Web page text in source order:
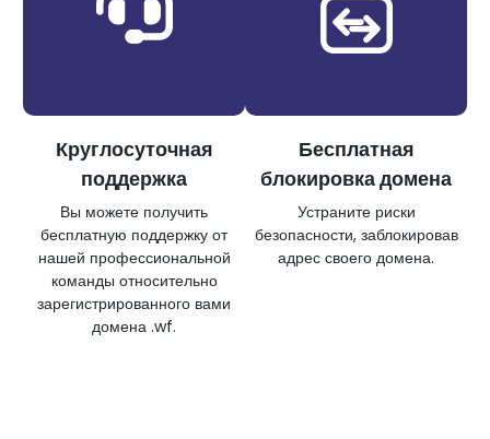
Круглосуточная
поддержка
Вы можете получить
бесплатную поддержку от
нашей профессиональной
команды относительно
зарегистрированного вами
домена .wf.
Бесплатная
блокировка домена
Устраните риски
безопасности, заблокировав
адрес своего домена.